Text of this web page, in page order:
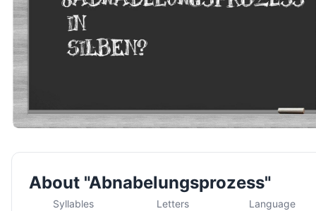
About "Abnabelungsprozess"
Syllables Letters Language